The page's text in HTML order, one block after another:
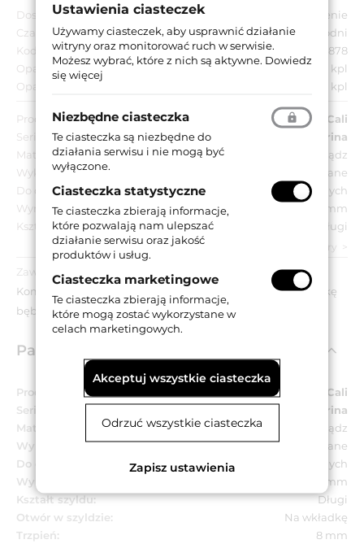
Dostępność:
Na zamówienie
Czas dostawy:
Do 8 tygodni
Kod EAN:
8032731368878
Opakowanie jednostkowe:
1 kpl
Opakowanie zbiorcze:
1 kpl
Producent:
Linea Cali
Seria:
Marina
Materiał:
Mosiądz
Wykończenie:
OL - mosiądzowane lakierowane
Do drzwi:
Wewnętrznych
Wymiar szyldu:
45x256 mm
Kształt szyldu:
Długi
zobacz wszystkie parametry
Zawartość opakowania:
Komplet klamek na długich szyldach z otworem na wkładkę
bębenkową, akcesoria montażowe.
Parametry techniczne
Producent:
Linea Cali
Seria:
Marina
Materiał:
Mosiądz
Wykończenie:
OL - mosiądzowane lakierowane
Do drzwi:
Wewnętrznych
Wymiar szyldu:
45x256 mm
Kształt szyldu:
Długi
Otwór w szyldzie:
Na wkładkę
Trzpień:
8 mm
Ustawienia ciasteczek
Używamy ciasteczek, aby usprawnić działanie
witryny oraz monitorować ruch w serwisie.
Możesz wybrać, które z nich są aktywne. Dowiedz
się więcej
Niezbędne ciasteczka
Te ciasteczka są niezbędne do
działania serwisu i nie mogą być
wyłączone.
Ciasteczka statystyczne
Te ciasteczka zbierają informacje,
które pozwalają nam ulepszać
działanie serwisu oraz jakość
produktów i usług.
Ciasteczka marketingowe
Te ciasteczka zbierają informacje,
które mogą zostać wykorzystane w
celach marketingowych.
Akceptuj wszystkie ciasteczka
Odrzuć wszystkie ciasteczka
Zapisz ustawienia